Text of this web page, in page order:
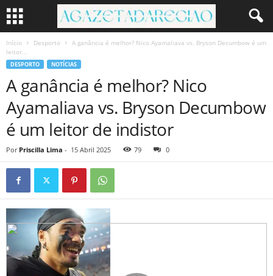
Início Desporto
A ganância é melhor? Nico Ayamaliava vs. Bryson Decumbow é um
leitor...
DESPORTO NOTÍCIAS
A ganância é melhor? Nico
Ayamaliava vs. Bryson Decumbow
é um leitor de indistor
Por Priscilla Lima - 15 Abril 2025 79 0